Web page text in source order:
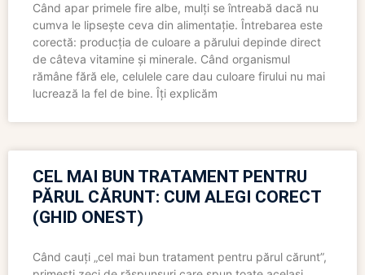
Când apar primele fire albe, mulți se întreabă dacă nu
cumva le lipsește ceva din alimentație. Întrebarea este
corectă: producția de culoare a părului depinde direct
de câteva vitamine și minerale. Când organismul
rămâne fără ele, celulele care dau culoare firului nu mai
lucrează la fel de bine. Îți explicăm
CEL MAI BUN TRATAMENT PENTRU
PĂRUL CĂRUNT: CUM ALEGI CORECT
(GHID ONEST)
Când cauți „cel mai bun tratament pentru părul cărunt”,